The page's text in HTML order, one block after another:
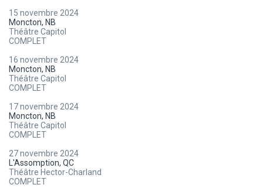
15 novembre 2024
Moncton, NB
Théâtre Capitol
COMPLET
16 novembre 2024
Moncton, NB
Théâtre Capitol
COMPLET
17 novembre 2024
Moncton, NB
Théâtre Capitol
COMPLET
27 novembre 2024
L'Assomption, QC
Théâtre Hector-Charland
COMPLET